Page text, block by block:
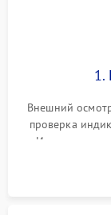
1.
Внешний
проверка
Измерение
реакции